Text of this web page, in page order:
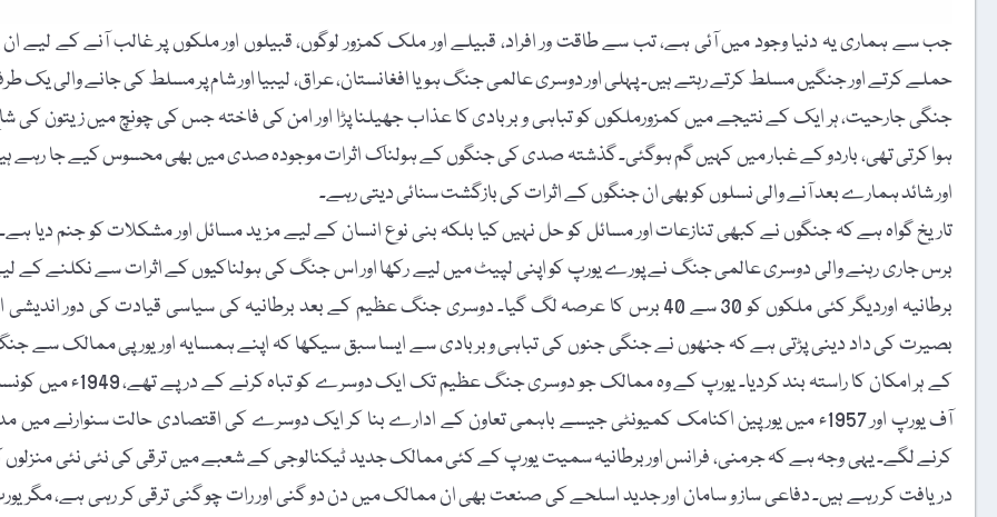
جب سے ہماری یہ دنیا وجود میں آئی ہے، تب سے طاقت ور افراد، قبیلے اور ملک کمزور لوگوں، قبیلوں اور ملکوں پر غالب آنے کے لیے ان
حملے کرتے اور جنگیں مسلط کرتے رہتے ہیں۔ پہلی اور دوسری عالمی جنگ ہو یا افغانستان، عراق، لیبیا اور شام پر مسلط کی جانے والی یک
جنگی جارحیت، ہر ایک کے نتیجے میں کمزورملکوں کو تباہی و بربادی کا عذاب جھیلنا پڑا اور امن کی فاختہ جس کی چونچ میں زیتون کی
ہوا کرتی تھی، باردو کے غبار میں کہیں گم ہوگئی۔ گذشتہ صدی کی جنگوں کے ہولناک اثرات موجودہ صدی میں بھی محسوس کیے جا رہے
اور شائد ہمارے بعد آنے والی نسلوں کو بھی ان جنگوں کے اثرات کی بازگشت سنائی دیتی رہے۔
برس جاری رہنے والی دوسری عالمی جنگ نے پورے یورپ کو اپنی لپیٹ میں لیے رکھا اور اس جنگ کی ہولناکیوں کے اثرات سے نکلنے کے
برطانیہ اوردیگر کئی ملکوں کو 30 سے 40 برس کا عرصہ لگ گیا۔ دوسری جنگ عظیم کے بعد برطانیہ کی سیاسی قیادت کی دور اندیشی
بصیرت کی داد دینی پڑتی ہے کہ جنھوں نے جنگی جنوں کی تباہی وبربادی سے ایسا سبق سیکھا کہ اپنے ہمسایہ اور یورپی ممالک سے
کے ہر امکان کا راستہ بند کردیا۔ یورپ کے وہ ممالک جو دوسری جنگ عظیم تک ایک دوسرے کو تباہ کرنے کے
آف یورپ اور 1957ء میں یورپین اکنامک کمیونٹی جیسے باہمی تعاون کے ادارے بنا کر ایک دوسرے کی اقتصادی حالت سنوارنے میں
کرنے لگے۔ یہی وجہ ہے کہ جرمنی، فرانس اور برطانیہ سمیت یورپ کے کئی ممالک جدید ٹیکنالوجی کے شعبے میں ترقی کی نئی نئی منزلوں
دریافت کر رہے ہیں۔ دفاعی ساز و سامان اور جدید اسلحے کی صنعت بھی ان ممالک میں دن دو گنی اور رات چو گنی ترقی کر رہی ہے، مگر